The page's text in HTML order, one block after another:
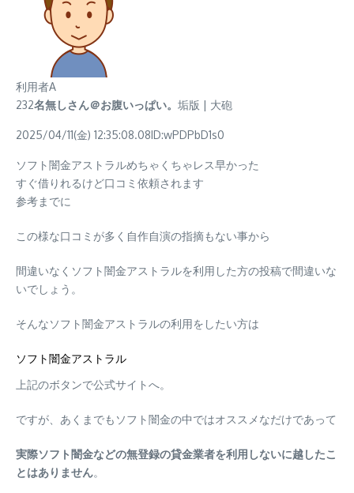
利用者A
232名無しさん＠お腹いっぱい。 垢版 | 大砲
2025/04/11(金) 12:35:08.08ID:wPDPbD1s0
ソフト闇金アストラルめちゃくちゃレス早かった
すぐ借りれるけど口コミ依頼されます
参考までに
この様な口コミが多く自作自演の指摘もない事から
間違いなくソフト闇金アストラルを利用した方の投稿で間違いな
いでしょう。
そんなソフト闇金アストラルの利用をしたい方は
ソフト闇金アストラル
上記のボタンで公式サイトへ。
ですが、あくまでもソフト闇金の中ではオススメなだけであって
実際ソフト闇金などの無登録の貸金業者を利用しないに越したこ
とはありません。